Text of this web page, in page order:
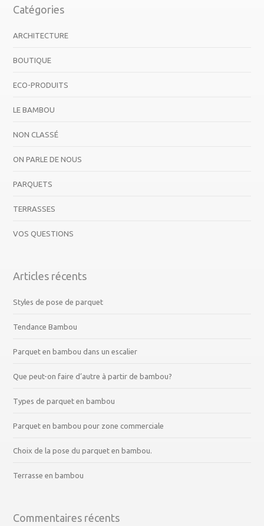
Catégories
ARCHITECTURE
BOUTIQUE
ECO-PRODUITS
LE BAMBOU
NON CLASSÉ
ON PARLE DE NOUS
PARQUETS
TERRASSES
VOS QUESTIONS
Articles récents
Styles de pose de parquet
Tendance Bambou
Parquet en bambou dans un escalier
Que peut-on faire d’autre à partir de bambou?
Types de parquet en bambou
Parquet en bambou pour zone commerciale
Choix de la pose du parquet en bambou.
Terrasse en bambou
Commentaires récents